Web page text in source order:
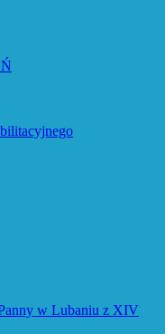
w Lubaniu z XIV